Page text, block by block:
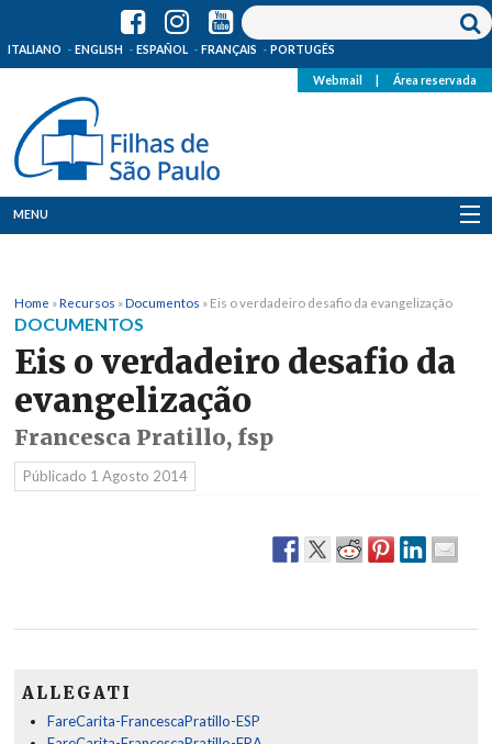
ITALIANO ENGLISH ESPAÑOL FRANÇAIS PORTUGÊS
Webmail Área reservada
MENU
Onde Estamos
Notícias
Media
Home »Recursos »Documentos » Eis o verdadeiro desafio da evangelização
DOCUMENTOS
Eis o verdadeiro desafio da
evangelização
Francesca Pratillo, fsp
Públicado 1 Agosto 2014
ALLEGATI
FareCarita-FrancescaPratillo-ESP